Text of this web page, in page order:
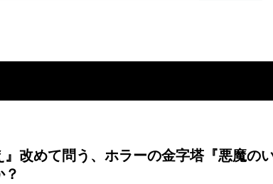
』改めて問う、ホラーの金字塔『悪魔の